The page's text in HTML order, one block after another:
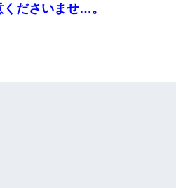
ださいませ…。